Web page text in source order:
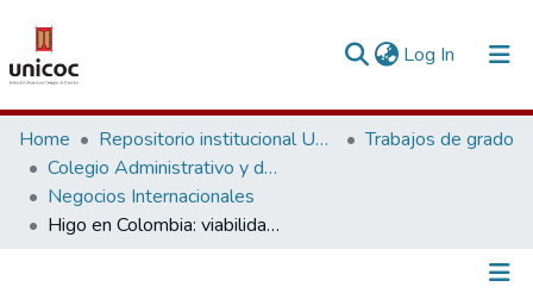
Log In (current)
Communities & Collections
Research Outputs
Fundings & Projects
Home Repositorio institucional Unicoc, RI-unicoc
Trabajos de grado
Colegio Administrativo y de Ciencias Económicas
Negocios Internacionales
Higo en Colombia: viabilidad de exportación al mercado europeo